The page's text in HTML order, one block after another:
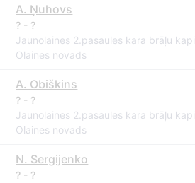
A. Ņuhovs
? - ?
Jaunolaines 2.pasaules kara brāļu kapi
Olaines novads
A. Obiškins
? - ?
Jaunolaines 2.pasaules kara brāļu kapi
Olaines novads
N. Sergijenko
? - ?